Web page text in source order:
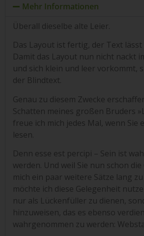
Mehr Informationen
Überall dieselbe alte Leier.
Das Layout ist fertig, der Text
Damit das Layout nun nicht nackt
und sich klein und leer vorkommt,
der Blindtext.
Genau zu diesem Zwecke
Schatten meines großen Bruders
freue ich mich jedes Mal, wenn Sie
lesen.
Denn esse est percipi – Sein ist
werden. Und weil Sie nun schon die
mich ein paar weitere Sätze lang
möchte ich diese Gelegenheit
nur als Lückenfüller zu dienen,
hinzuweisen, das es ebenso
wahrgenommen zu werden: